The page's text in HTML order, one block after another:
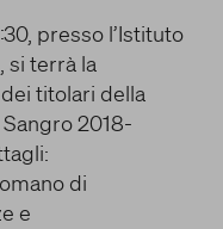
preferenze, salvo i
il funzionamento
conto del
può condizionare
suo funzionamento.
la selezione
salvata. Se non è
premere questo
youtube
presso l’Istituto
si terrà la
titolari della
2018-
di
e